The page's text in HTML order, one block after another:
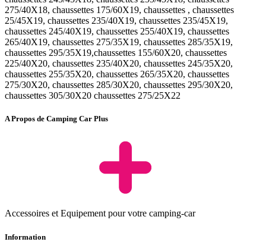
275/40X18, chaussettes 175/60X19, chaussettes , chaussettes
25/45X19, chaussettes 235/40X19, chaussettes 235/45X19,
chaussettes 245/40X19, chaussettes 255/40X19, chaussettes
265/40X19, chaussettes 275/35X19, chaussettes 285/35X19,
chaussettes 295/35X19,chaussettes 155/60X20, chaussettes
225/40X20, chaussettes 235/40X20, chaussettes 245/35X20,
chaussettes 255/35X20, chaussettes 265/35X20, chaussettes
275/30X20, chaussettes 285/30X20, chaussettes 295/30X20,
chaussettes 305/30X20 chaussettes 275/25X22
A Propos de Camping Car Plus
Accessoires et Equipement pour votre camping-car
Information